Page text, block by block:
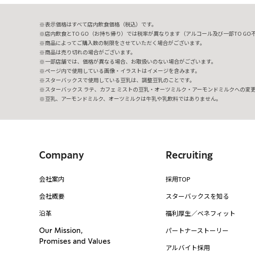
表示価格はすべて店内飲食価格（税込）です。
店内飲食とTO GO（お持ち帰り）では税率が異なります（アルコール及び一部TO GO
商品によってご購入数の制限をさせていただく場合がございます。
商品は売り切れの場合がございます。
一部店舗では、価格が異なる場合、お取扱いのない場合がございます。
ページ内で使用している画像・イラストはイメージを含みます。
スターバックスで使用している豆乳は、調整豆乳のことです。
スターバックス ラテ、カフェ ミストの豆乳・オーツミルク・アーモンドミルクへの変更
豆乳、アーモンドミルク、オーツミルクは牛乳や乳飲料ではありません。
Company
会社案内
会社概要
沿革
Our Mission,
Promises and Values
Recruiting
採用TOP
スターバックスを知る
福利厚生／ベネフィット
パートナーストーリー
アルバイト採用